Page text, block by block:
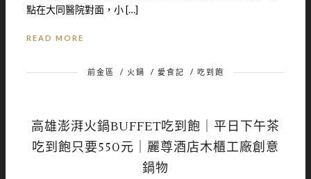
點在大同醫院對面，小 […]
READ MORE
前金區 / 火鍋 / 愛食記 / 吃到飽
高雄澎湃火鍋BUFFET吃到飽｜平日下午茶
吃到飽只要550元｜麗尊酒店木櫃工廠創意
鍋物